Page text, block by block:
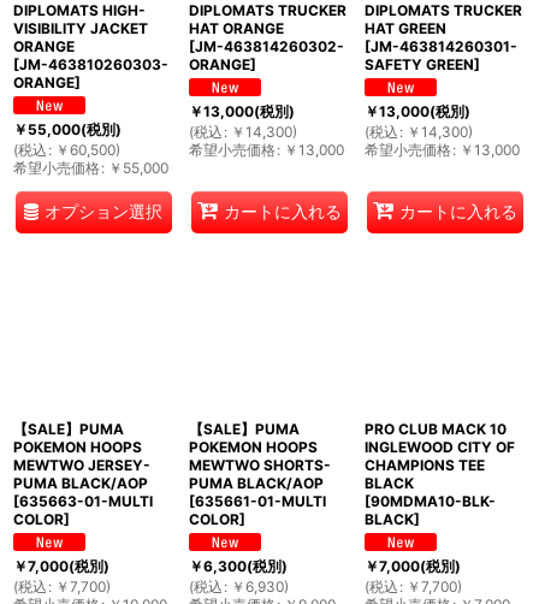
DIPLOMATS HIGH-
VISIBILITY JACKET
ORANGE
[JM-463810260303-
ORANGE]
￥55,000(税別)
(税込 : ￥ 60,500)
希望小売価格: ￥ 55,000
オプション選択
DIPLOMATS TRUCKER
HAT ORANGE
[JM-463814260302-
ORANGE]
￥13,000(税別)
(税込 : ￥ 14,300)
希望小売価格: ￥ 13,000
カートに入れる
DIPLOMATS TRUCKER
HAT GREEN
[JM-463814260301-
SAFETY GREEN]
￥13,000(税別)
(税込 : ￥ 14,300)
希望小売価格: ￥ 13,000
カートに入れる
【SALE】PUMA
POKEMON HOOPS
MEWTWO JERSEY-
PUMA BLACK/AOP
[635663-01-MULTI
COLOR]
￥7,000(税別)
(税込 : ￥ 7,700)
【SALE】PUMA
POKEMON HOOPS
MEWTWO SHORTS-
PUMA BLACK/AOP
[635661-01-MULTI
COLOR]
￥6,300(税別)
(税込 : ￥ 6,930)
PRO CLUB MACK 10
INGLEWOOD CITY OF
CHAMPIONS TEE
BLACK
[90MDMA10-BLK-
BLACK]
￥7,000(税別)
(税込 : ￥ 7,700)